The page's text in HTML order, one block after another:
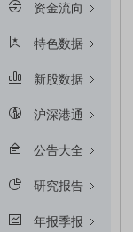
资金流向
特色数据
新股数据
沪深港通
公告大全
研究报告
年报季报